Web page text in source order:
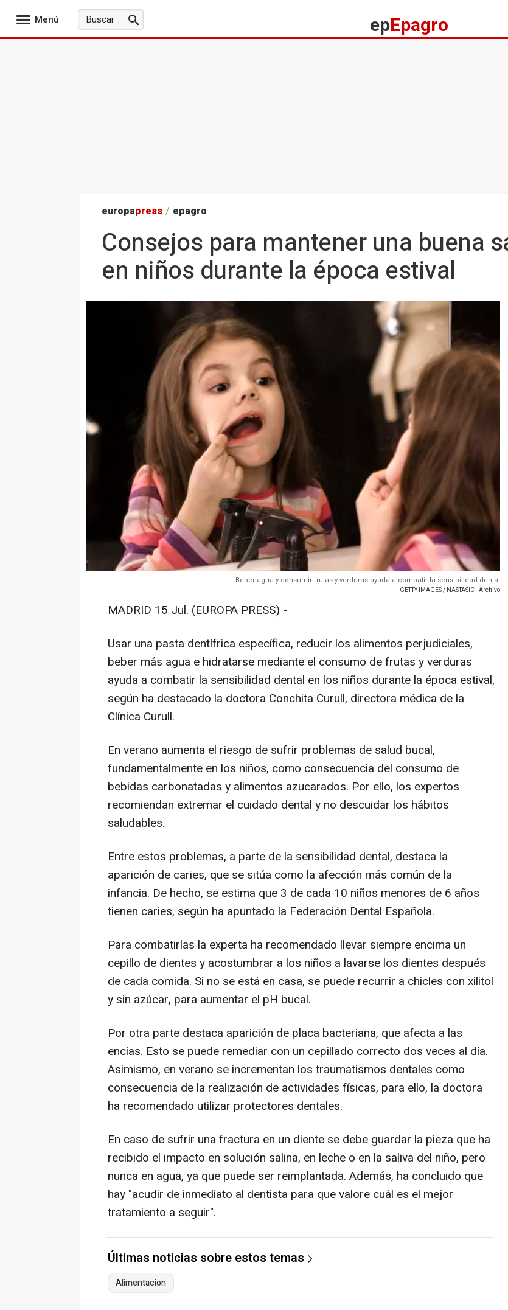
Menú epEpagro
europapress / epagro
Consejos para mantener una buena
en niños durante la época estival
Beber agua y consumir frutas y verduras ayuda a combatir la sensibilidad dental
- GETTY IMAGES / NASTASIC - Archivo
MADRID 15 Jul. (EUROPA PRESS) -
Usar una pasta dentífrica específica, reducir los alimentos perjudiciales,
beber más agua e hidratarse mediante el consumo de frutas y verduras
ayuda a combatir la sensibilidad dental en los niños durante la época estival,
según ha destacado la doctora Conchita Curull, directora médica de la
Clínica Curull.
En verano aumenta el riesgo de sufrir problemas de salud bucal,
fundamentalmente en los niños, como consecuencia del consumo de
bebidas carbonatadas y alimentos azucarados. Por ello, los expertos
recomiendan extremar el cuidado dental y no descuidar los hábitos
saludables.
Entre estos problemas, a parte de la sensibilidad dental, destaca la
aparición de caries, que se sitúa como la afección más común de la
infancia. De hecho, se estima que 3 de cada 10 niños menores de 6 años
tienen caries, según ha apuntado la Federación Dental Española.
Para combatirlas la experta ha recomendado llevar siempre encima un
cepillo de dientes y acostumbrar a los niños a lavarse los dientes después
de cada comida. Si no se está en casa, se puede recurrir a chicles con xilitol
y sin azúcar, para aumentar el pH bucal.
Por otra parte destaca aparición de placa bacteriana, que afecta a las
encías. Esto se puede remediar con un cepillado correcto dos veces al día.
Asimismo, en verano se incrementan los traumatismos dentales como
consecuencia de la realización de actividades físicas, para ello, la doctora
ha recomendado utilizar protectores dentales.
En caso de sufrir una fractura en un diente se debe guardar la pieza que ha
recibido el impacto en solución salina, en leche o en la saliva del niño, pero
nunca en agua, ya que puede ser reimplantada. Además, ha concluido que
hay "acudir de inmediato al dentista para que valore cuál es el mejor
tratamiento a seguir".
Últimas noticias sobre estos temas
Alimentacion